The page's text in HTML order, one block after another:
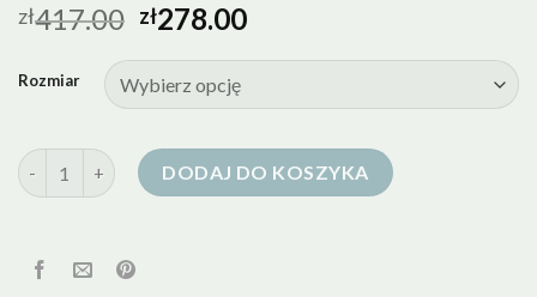
zł417.00 zł278.00
Rozmiar
ilość kurtka puchowa lekka damska
DODAJ DO KOSZYKA